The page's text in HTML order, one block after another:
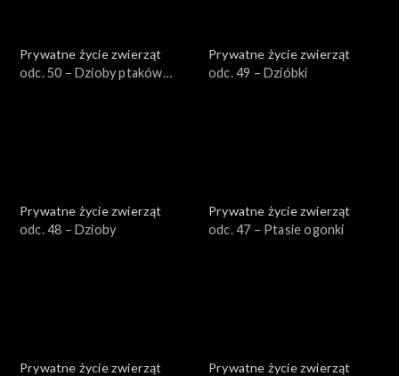
Prywatne życie zwierząt
odc. 50 – Dzioby ptaków
Prywatne życie zwierząt
odc. 49 – Dzióbki
Prywatne życie zwierząt
odc. 48 – Dzioby
Prywatne życie zwierząt
odc. 47 – Ptasie ogonki
Prywatne życie zwierząt
Prywatne życie zwierząt